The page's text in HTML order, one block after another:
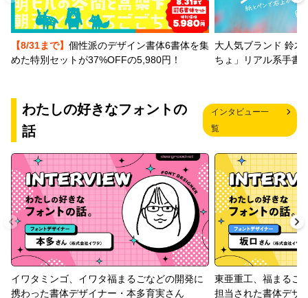
【8/31まで】 個性派のデザイン書体6書体を集
めた特別セットが37%OFFの5,980円！
大人気ブランド 鈴木
ちょ」リアル系手書
わたしの好きなフォントの
話
インタビュー一
覧
イワタミンゴ、イワタ福まるごなどの開発に
携わった書体デザイナー・本多育実さん
東亜重工、福まるご
担当された書体デザ